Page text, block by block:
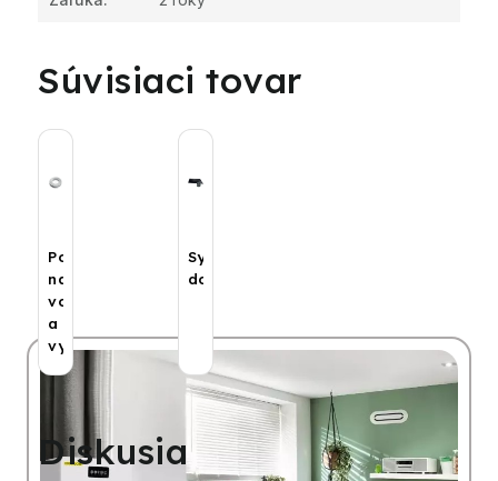
Súvisiaci tovar
Potrubia
na
vodu
a
vykurovanie
Systémové
dosky
Diskusia